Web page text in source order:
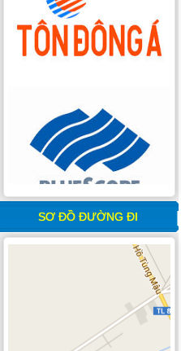
SƠ ĐỒ ĐƯỜNG ĐI